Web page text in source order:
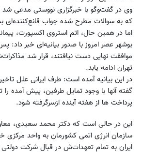
وی در گفت‌وگو با خبرگزاری نووستی مدعی
که به سوالات مطرح شده جواب قانع‌کننده‌ای
اما در همین حال، اتم استروی اکسپورت،
بوشهر عصر امروز با صدور بیانیه‌ای خبر داد:
موافقت نهایی دست نیافتند، قرار شد
تهران ادامه یابد.
در این بیانیه آمده است: طرف ایرانی علل
گفته آنها با وجود تمایل طرفین، پیش آمده
پرداخت ها از هفته آینده ازسرگرفته شود.
این در حالی است که دکتر محمد سعیدی،
سازمان‌ انرژی‌ اتمی‌ کشورمان‌ به واحد
ایران‌ به‌ تمام‌ تعهدات‌ش در قبال‌ شرکت‌